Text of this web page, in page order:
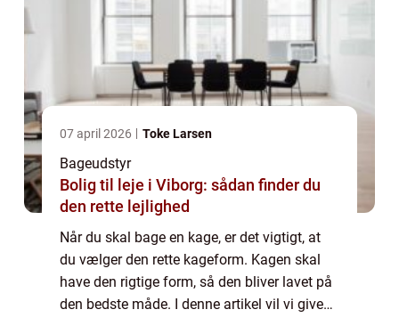
07 april 2026 Toke Larsen
Bageudstyr
Bolig til leje i Viborg: sådan finder du
den rette lejlighed
Når du skal bage en kage, er det vigtigt, at
du vælger den rette kageform. Kagen skal
have den rigtige form, så den bliver lavet på
den bedste måde. I denne artikel vil vi give